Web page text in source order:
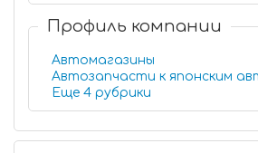
Профиль компании
Автомагазины
Автозапчасти к японским
Еще 4 рубрики